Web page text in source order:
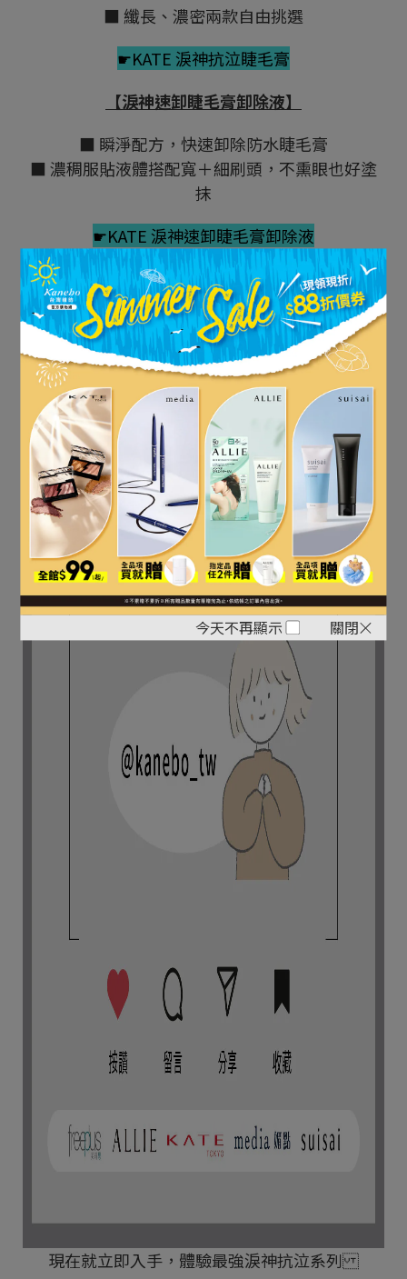
立即購買
今天不再顯示 關閉
■ 纖長、濃密兩款自由挑選
☛KATE 淚神抗泣睫毛膏
【淚神速卸睫毛膏卸除液】
■ 瞬淨配方，快速卸除防水睫毛膏
■ 濃稠服貼液體搭配寬＋細刷頭，不熏眼也好塗
抹
☛KATE 淚神速卸睫毛膏卸除液
現在就立即入手，體驗最強淚神抗泣系列